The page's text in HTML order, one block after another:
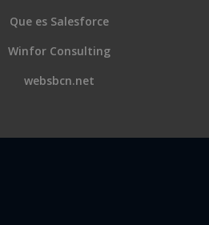
Que es Salesforce
Winfor Consulting
websbcn.net